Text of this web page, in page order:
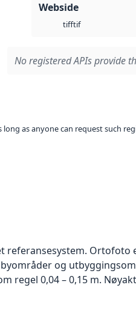
Webside
tifftif
No registered APIs provide
as anyone can request such
referansesystem. Ortofoto
og
regel 0,04 – 0,15 m.